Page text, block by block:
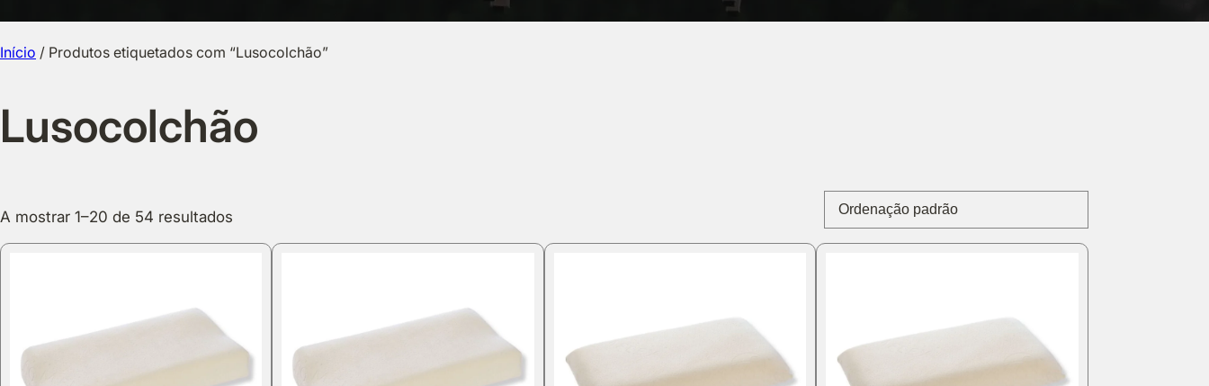
Início / Produtos etiquetados com “Lusocolchão”
Lusocolchão
A mostrar 1–20 de 54 resultados